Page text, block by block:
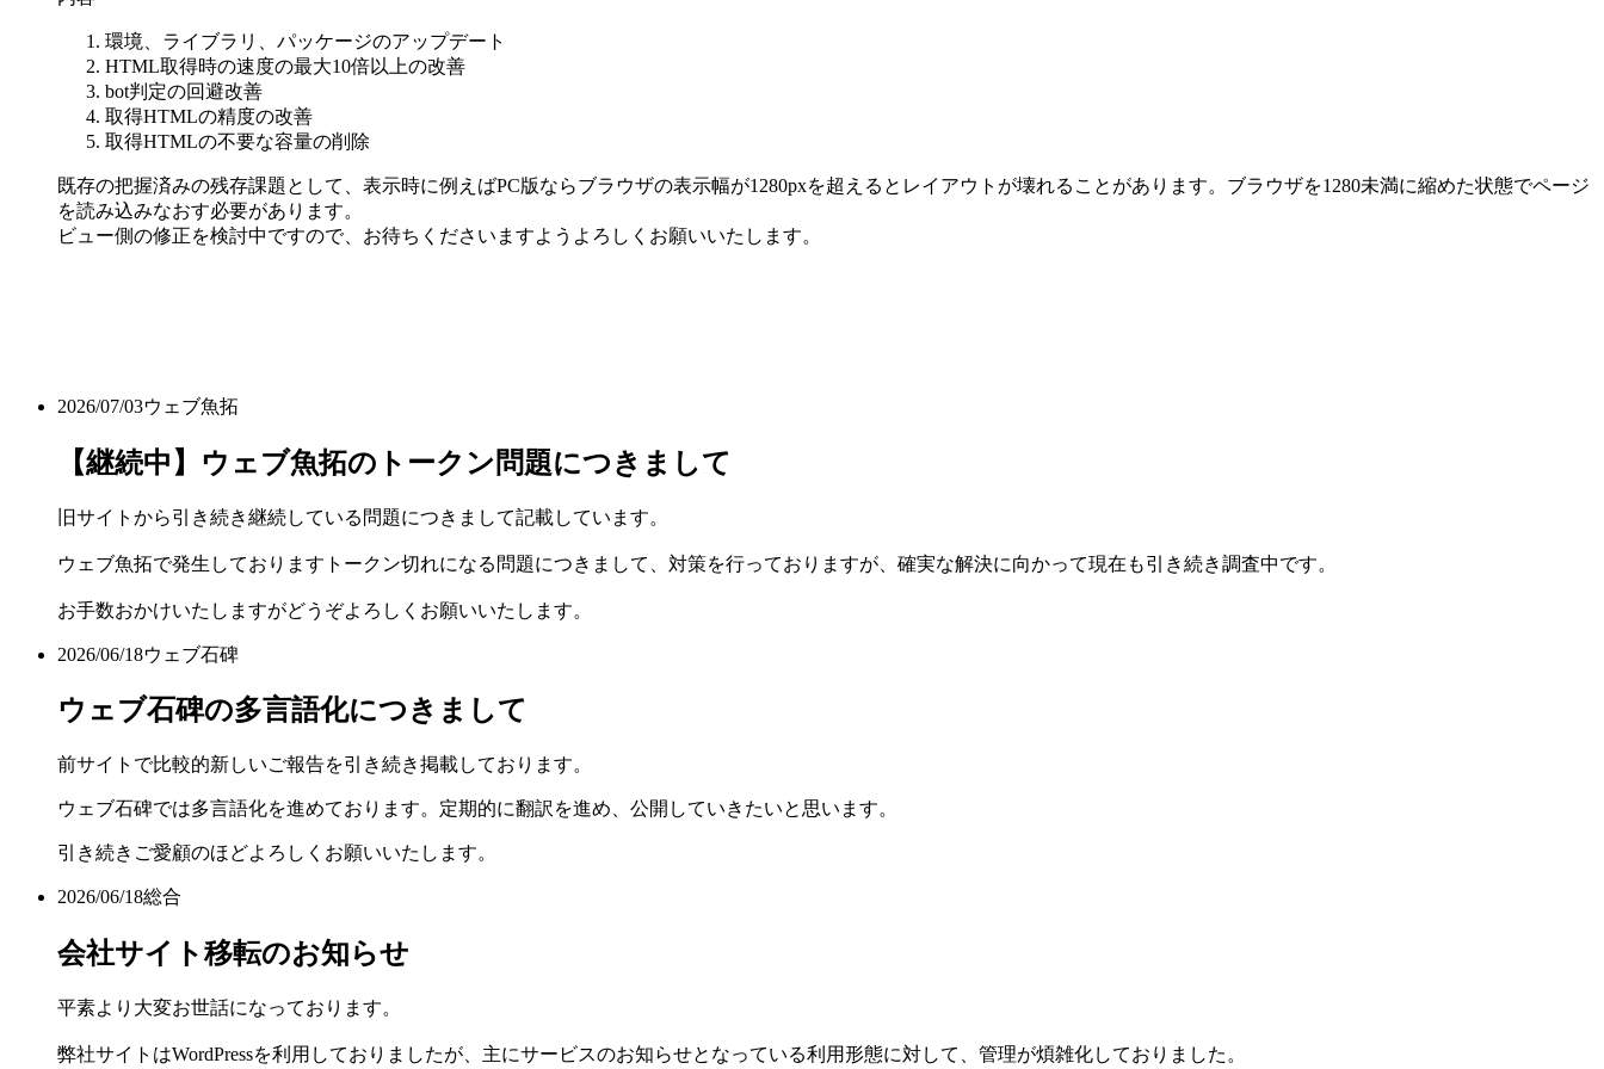
環境、ライブラリ、パッケージのアップデート
HTML取得時の速度の最大10倍以上の改善
bot判定の回避改善
取得HTMLの精度の改善
取得HTMLの不要な容量の削除
既存の把握済みの残存課題として、表示時に例えばPC版ならブラウザの表示幅が1280pxを超えるとレイアウトが壊れることがあります。ブラウザを1280未満に縮めた状態でページ
を読み込みなおす必要があります。
ビュー側の修正を検討中ですので、お待ちくださいますようよろしくお願いいたします。
2026/07/03ウェブ魚拓
【継続中】ウェブ魚拓のトークン問題につきまして
旧サイトから引き続き継続している問題につきまして記載しています。
ウェブ魚拓で発生しておりますトークン切れになる問題につきまして、対策を行っておりますが、確実な解決に向かって現在も引き続き調査中です。
お手数おかけいたしますがどうぞよろしくお願いいたします。
2026/06/18ウェブ石碑
ウェブ石碑の多言語化につきまして
前サイトで比較的新しいご報告を引き続き掲載しております。
ウェブ石碑では多言語化を進めております。定期的に翻訳を進め、公開していきたいと思います。
引き続きご愛顧のほどよろしくお願いいたします。
2026/06/18総合
会社サイト移転のお知らせ
平素より大変お世話になっております。
弊社サイトはWordPressを利用しておりましたが、主にサービスのお知らせとなっている利用形態に対して、管理が煩雑化しておりました。